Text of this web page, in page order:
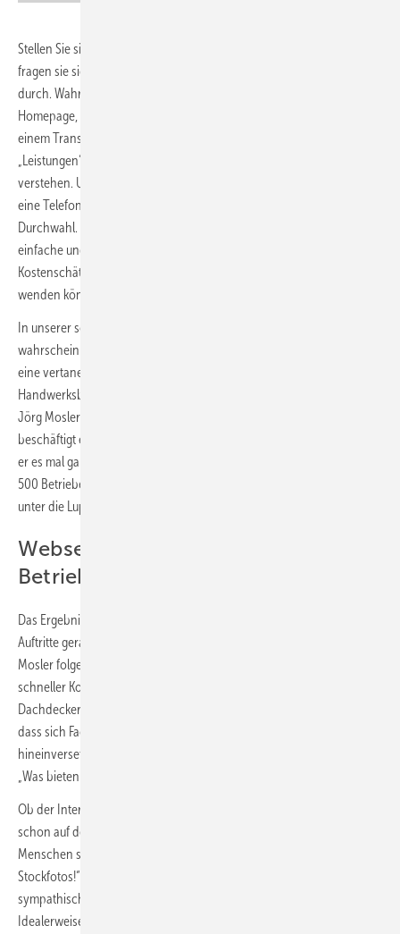
Stellen Sie sich vor, ein Paar will sein Dach sanieren lassen. Vielleicht
fragen sie sich im Bekanntenkreis zu einem geeigneten Fachbetrieb
durch. Wahrscheinlicher ist aber, dass sie googeln. Auf der ersten
Homepage, die sie öffnen, sehen sie ein eher nichtssagendes Bild von
einem Transporter vor einem Firmengebäude. Der Menüpunkt
„Leistungen“ enthält eine Auflistung von Fachbegriffen, die sie nicht
verstehen. Unter Kontakt stehen ein unpersönliches Formular und
eine Telefonnummer mit einer Null am Ende – kein Name, keine
Durchwahl. Was sie eigentlich suchen, aber nicht finden, sind
einfache und klare Basis-Infos zu ihrem Anliegen, eine allererste
Kostenschätzung und eine Person, an die sie sich mit weiteren Fragen
wenden können.
In unserer schnelllebigen Zeit wird das Paar diese Website
wahrscheinlich gleich wieder schließen. Für den Fachbetrieb ist das
eine vertane Chance. „Bei den Internetauftritten von
Handwerksbetrieben ist allgemein noch viel Luft nach oben“, sagt
Jörg Mosler vom Team Handwerk-Digital. Als Coach und Berater
beschäftigt er sich schon seit Jahren mit dem Thema. Kürzlich wollte
er es mal ganz genau wissen – und nahm die Webseiten von satten
500 Betrieben in verschiedenen deutschen Städten systematisch
unter die Lupe.
Webseiten-Check: Das Gros der
Betriebe fällt durch
Das Ergebnis ist erschreckend: Im Durchschnitt erreichten die Web-
Auftritte gerade mal 2,12 von 9 möglichen Punkten! Getestet hat
Mosler folgende Kriterien: Informationen, Preise, Vertrauen und
schneller Kontakt. Was ist nun genau damit gemeint? Der gelernte
Dachdecker erklärt: „Zunächst einmal geht es grundsätzlich darum,
dass sich Fachhandwerker mehr in den Interessenten
hineinversetzen.“ Am Anfang muss also nicht die Überlegung stehen
„Was bieten wir“, sondern „Was will der potenzielle Kunde?“
Ob der Interessent spontan Vertrauen fasst oder nicht, kann sich
schon auf der Startseite entscheiden. „Dort wollen wir gern
Menschen sehen“, sagt Mosler. „Und zwar echte Menschen, keine
Stockfotos!“ Ein Bild vom Chef oder vom ganzen Team wirkt
sympathischer und einladender als eine Aufnahme vom Fuhrpark.
Idealerweise begegnet dem User bereits auf der Startseite die Person,